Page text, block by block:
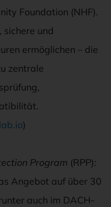
Foundation (NHF).
sichere und
ermöglichen – die
zentrale
)
Program (RPP):
Angebot auf über 30
auch im DACH-